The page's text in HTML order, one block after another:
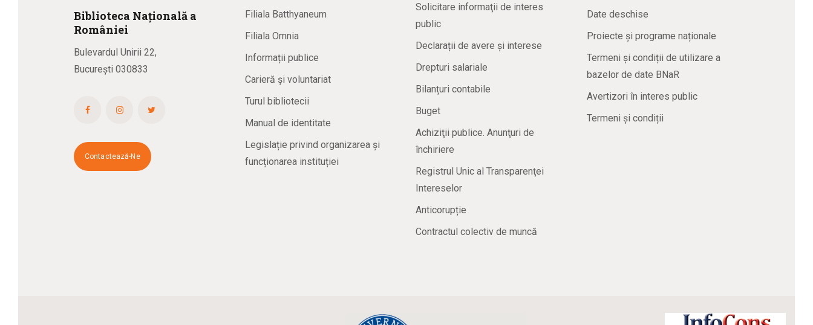
Biblioteca Națională a
României
Bulevardul Unirii 22,
București 030833
Contactează-Ne
Filiala Batthyaneum
Filiala Omnia
Informații publice
Carieră și voluntariat
Turul bibliotecii
Manual de identitate
Legislație privind organizarea și
funcționarea instituției
Solicitare informaţii de interes
public
Declarații de avere și interese
Drepturi salariale
Bilanțuri contabile
Buget
Achiziţii publice. Anunţuri de
închiriere
Registrul Unic al Transparenţei
Intereselor
Anticorupție
Contractul colectiv de muncă
Date deschise
Proiecte și programe naționale
Termeni și condiții de utilizare a
bazelor de date BNaR
Avertizori în interes public
Termeni și condiții